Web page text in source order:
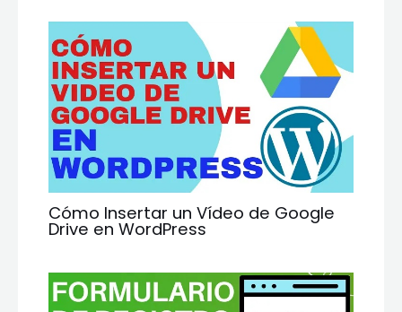
Cómo Insertar un Vídeo de Google
Drive en WordPress